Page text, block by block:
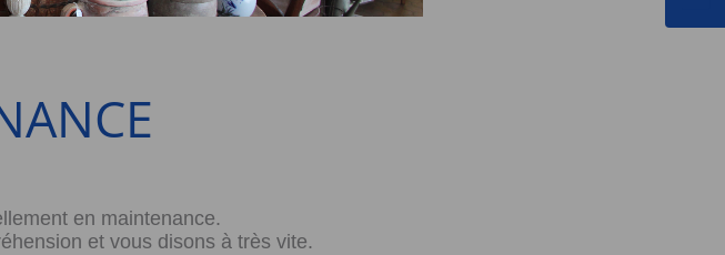
en maintenance.
et vous disons à très vite.